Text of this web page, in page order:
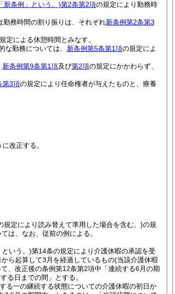
新条例」という。)第2条第2項の規定により勤務時
務時間の割り振りは、それぞれ新条例第2条第3
定による休憩時間とみなす。
勤務については、 新条例第5条第1項の規定によ
新条例第9条第1項及び第2項の規定にかかわらず、
第3項の規定により任命権者が与えたものと、療養
改正する。
規定により読み替えて準用した場合を含む。)の規
は、なお、従前の例による。
いう。)第14条の規定により介護休暇の承認を受
ら起算して3月を経過しているもの(当該介護休暇
、改正後の条例第12条第2項中「連続する6月の期
る日までの間」とする。
る一の継続する状態についての介護休暇の初日か